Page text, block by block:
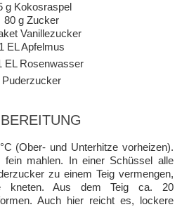
g Kokosraspel
80 g Zucker
Vanillezucker
1 EL Apfelmus
EL Rosenwasser
Puderzucker
(Ober- und Unterhitze vorheizen).
mahlen. In einer Schüssel alle
zu einem Teig vermengen,
kneten. Aus dem Teig ca. 20
Auch hier reicht es, lockere